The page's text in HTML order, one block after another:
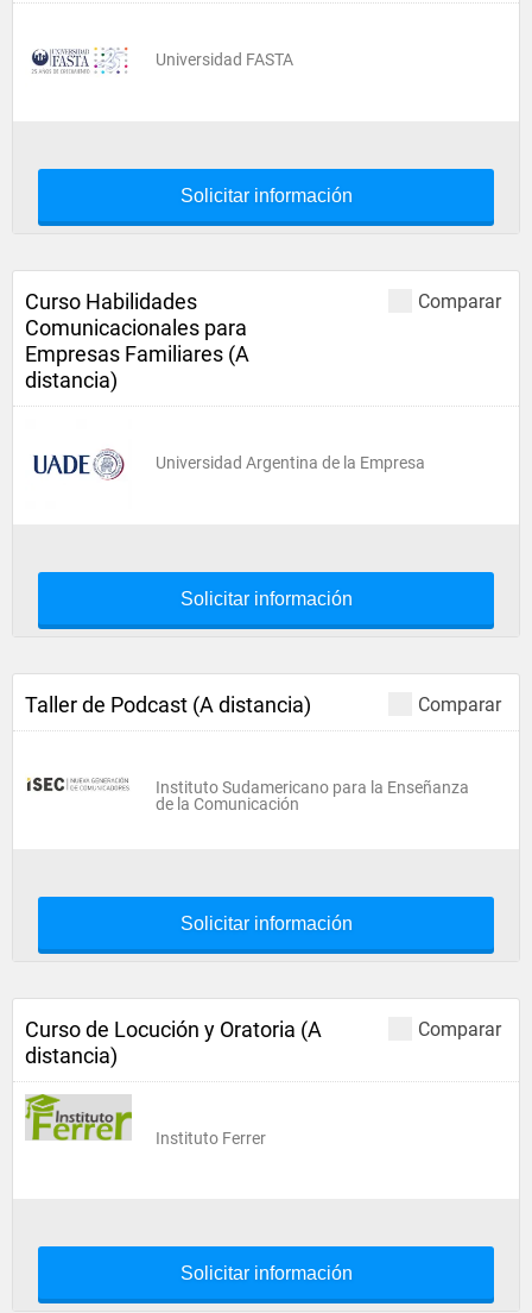
Universidad FASTA
Solicitar información
Comparar
Curso Habilidades
Comunicacionales para
Empresas Familiares (A
distancia)
Universidad Argentina de la Empresa
Solicitar información
Comparar
Taller de Podcast (A distancia)
Instituto Sudamericano para la Enseñanza
de la Comunicación
Solicitar información
Comparar
Curso de Locución y Oratoria (A
distancia)
Instituto Ferrer
Solicitar información